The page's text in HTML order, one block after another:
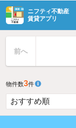
ニフティ不動産
賃貸アプリ
前へ
物件数3件